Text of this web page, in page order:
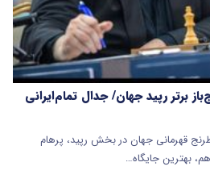
جمع ۲۰ شطرنج‌باز برتر رپید جهان/ جدال تمام‌ایرانی
شطرنج قهرمانی جهان در بخش رپید، پرهام
بهترین جایگاه…